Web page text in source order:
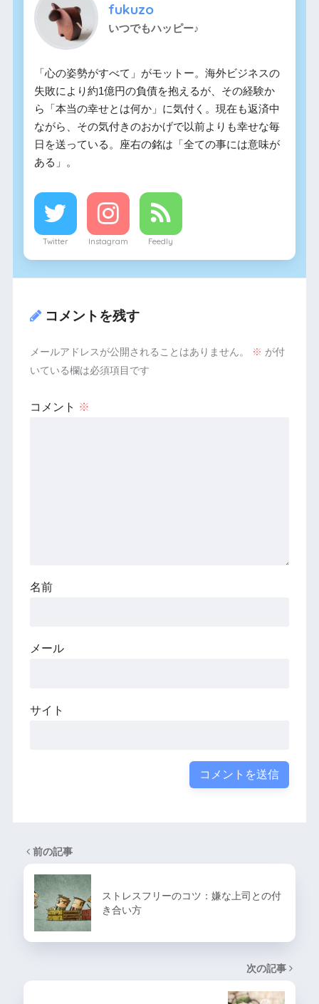
fukuzo
いつでもハッピー♪
「心の姿勢がすべて」がモットー。海外ビジネスの
失敗により約1億円の負債を抱えるが、その経験か
ら「本当の幸せとは何か」に気付く。現在も返済中
ながら、その気付きのおかげで以前よりも幸せな毎
日を送っている。座右の銘は「全ての事には意味が
ある」。
Twitter Instagram Feedly
コメントを残す
メールアドレスが公開されることはありません。 ※ が付
いている欄は必須項目です
コメント ※
名前
メール
サイト
前の記事
ストレスフリーのコツ：嫌な上司との付
き合い方
次の記事